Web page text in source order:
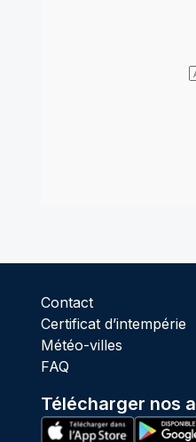
Contact
Certificat d’intempérie
Météo-villes
FAQ
Télécharger nos